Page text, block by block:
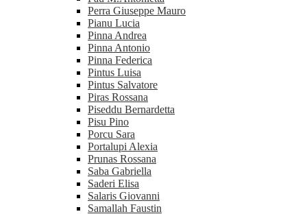
Perra Giuseppe Mauro
Pianu Lucia
Pinna Andrea
Pinna Antonio
Pinna Federica
Pintus Luisa
Pintus Salvatore
Piras Rossana
Piseddu Bernardetta
Pisu Pino
Porcu Sara
Portalupi Alexia
Prunas Rossana
Saba Gabriella
Saderi Elisa
Salaris Giovanni
Samallah Faustin